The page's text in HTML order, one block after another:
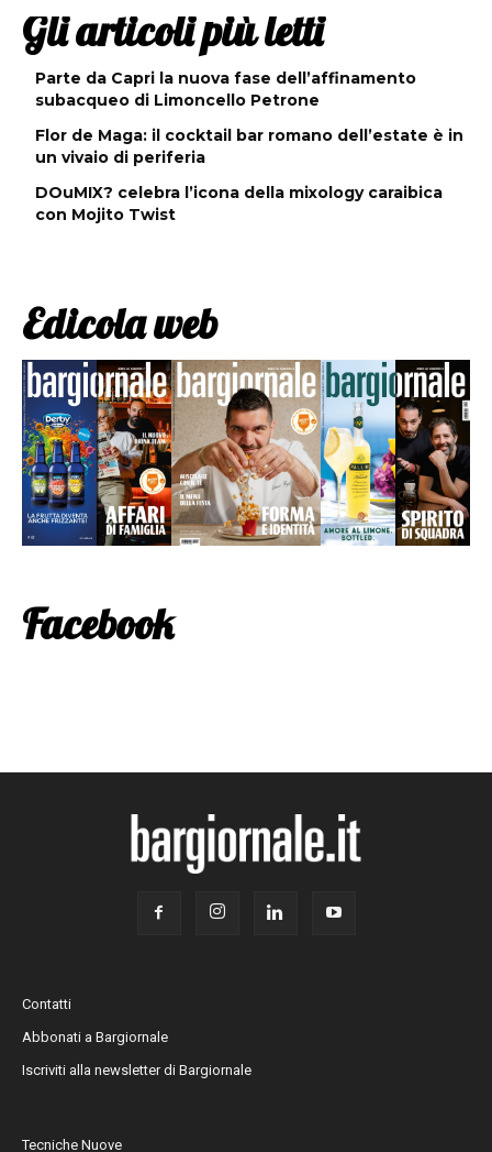
Gli articoli più letti
Parte da Capri la nuova fase dell’affinamento
subacqueo di Limoncello Petrone
Flor de Maga: il cocktail bar romano dell’estate è in
un vivaio di periferia
DOuMIX? celebra l’icona della mixology caraibica
con Mojito Twist
Edicola web
Facebook
Contatti
Abbonati a Bargiornale
Iscriviti alla newsletter di Bargiornale
Tecniche Nuove